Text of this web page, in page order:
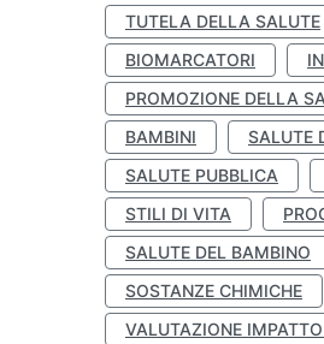
TUTELA DELLA SALUTE
BIOMARCATORI
PROMOZIONE DELLA
BAMBINI
SALUTE
SALUTE PUBBLICA
STILI DI VITA
SALUTE DEL BAMBINO
SOSTANZE CHIMICHE
VALUTAZIONE